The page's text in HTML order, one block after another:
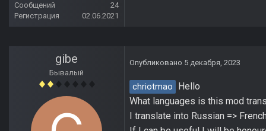
Сообщений
24
Регистрация
02.06.2021
gibe
Бывалый
Опубликовано 5 декабря, 2023
chriotmao
Hello
What languages is this mod
I translate into Russian =>